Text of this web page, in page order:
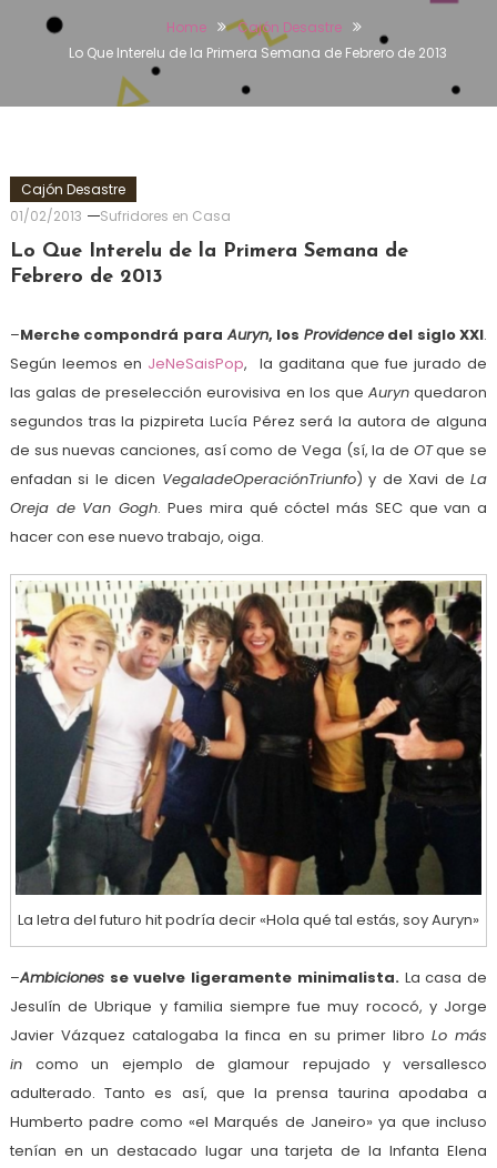
Home
Cajón Desastre
Lo Que Interelu de la Primera Semana de Febrero de 2013
Cajón Desastre
01/02/2013
Sufridores en Casa
Lo Que Interelu de la Primera Semana de
Febrero de 2013
–Merche compondrá paraAuryn, los Providencedel siglo XXI.
Según leemos en JeNeSaisPop, la gaditana que fue jurado de
las galas de preselección eurovisiva en los que Aurynquedaron
segundos tras la pizpireta Lucía Pérez será la autora de alguna
de sus nuevas canciones, así como de Vega (sí, la de OTque se
enfadan si le dicen VegaladeOperaciónTriunfo) y de Xavi deLa
Oreja de Van Gogh. Pues mira qué cóctel más SEC que van a
hacer con ese nuevo trabajo, oiga.
La letra del futuro hit podría decir «Hola qué tal estás, soy Auryn»
–Ambicionesse vuelve ligeramente minimalista.La casa de
Jesulín de Ubrique y familia siempre fue muy rococó, y Jorge
Javier Vázquez catalogaba la finca en su primer libro Lo más
incomo un ejemplo de glamour repujado y versallesco
adulterado. Tanto es así, que la prensa taurina apodaba a
Humberto padre como «el Marqués de Janeiro» ya que incluso
tenían en un destacado lugar una tarjeta de la Infanta Elena